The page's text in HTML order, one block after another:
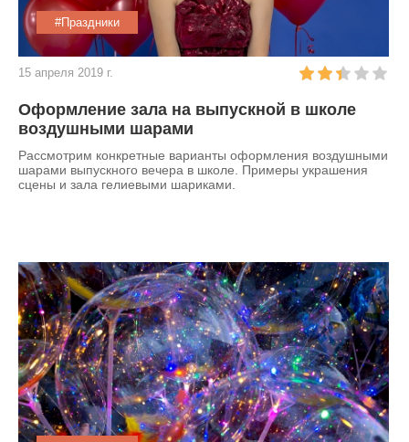
#Праздники
15 апреля 2019 г.
Оформление зала на выпускной в школе
воздушными шарами
Рассмотрим конкретные варианты оформления воздушными
шарами выпускного вечера в школе. Примеры украшения
сцены и зала гелиевыми шариками.